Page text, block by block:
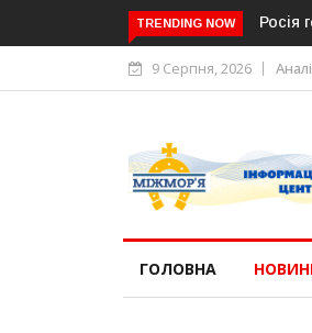
TRENDING NOWРосія готує
9 Серпня, 2026
ГОЛОВНА